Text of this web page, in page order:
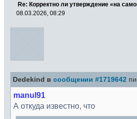
Re: Корректно ли утверждение «на
08.03.2026, 08:29
Dedekind в сообщении #1719642
manul91
А откуда известно, что